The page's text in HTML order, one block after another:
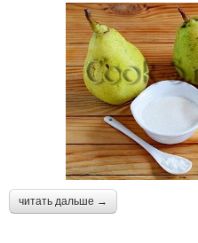
читать дальше →